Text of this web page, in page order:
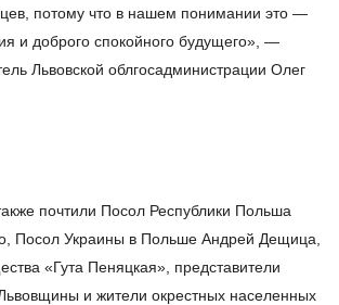
потому что в нашем понимании это —
и доброго спокойного будущего» —
Львовской облгосадминистрации Олег
почтили Посол Республики Польша
Посол Украины в Польше Андрей Дещица,
«Гута Пеняцкая» , представители
и жители окрестных населенных